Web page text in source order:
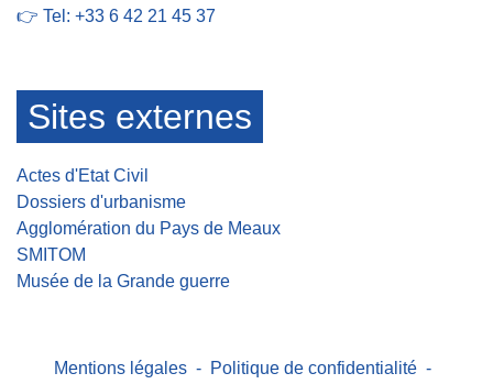
👉 Tel: +33 6 42 21 45 37
Sites externes
Actes d'Etat Civil
Dossiers d'urbanisme
Agglomération du Pays de Meaux
SMITOM
Musée de la Grande guerre
Mentions légales - Politique de confidentialité -